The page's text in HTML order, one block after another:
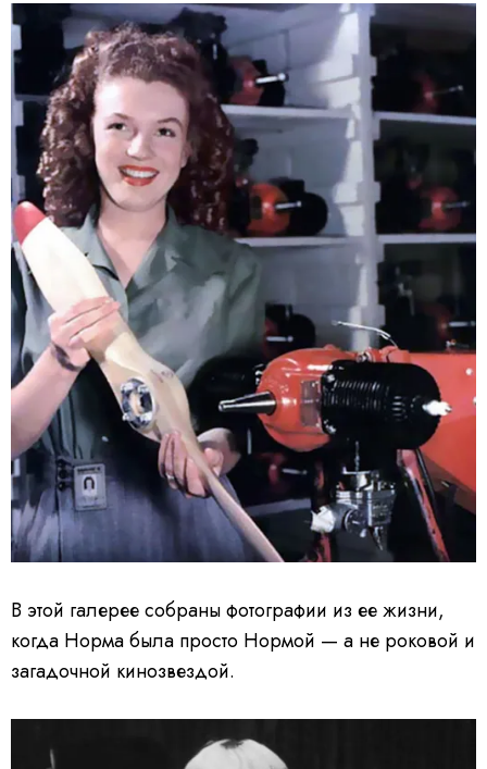
В этой галерее собраны фотографии из ее жизни,
когда Норма была просто Нормой — а не роковой и
загадочной кинозвездой.